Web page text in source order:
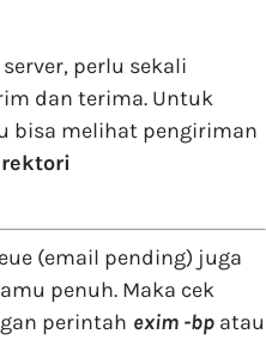
perlu sekali
dan terima. Untuk
bisa melihat pengiriman
(email pending) juga
penuh. Maka cek
perintah exim -bp atau